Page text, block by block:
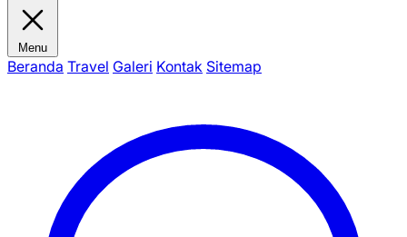
Menu
Beranda Travel Galeri Kontak Sitemap